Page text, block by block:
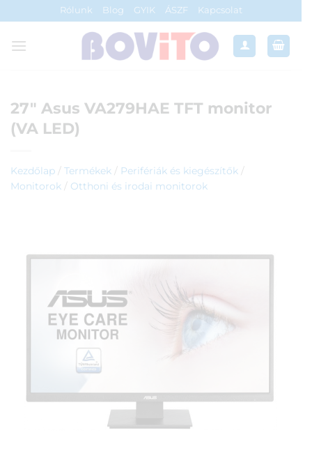
to
content
Rólunk Blog GYIK ÁSZF Kapcsolat
27″ Asus VA279HAE TFT monitor
(VA LED)
Kezdőlap / Termékek / Perifériák és kiegészítők /
Monitorok / Otthoni és irodai monitorok